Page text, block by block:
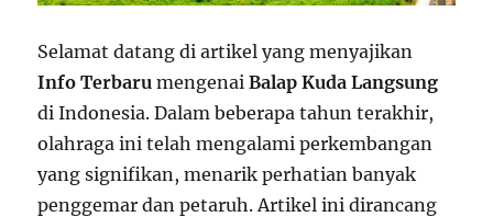
Selamat datang di artikel yang menyajikan
Info Terbaru mengenaiBalap Kuda Langsung
di Indonesia. Dalam beberapa tahun terakhir,
olahraga ini telah mengalami perkembangan
yang signifikan, menarik perhatian banyak
penggemar dan petaruh. Artikel ini dirancang